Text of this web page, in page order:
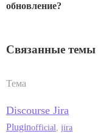
обновление?
Связанные темы
Тема
Discourse Jira
Pluginofficial jira